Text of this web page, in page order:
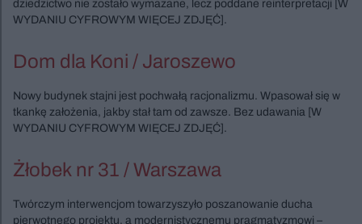
dziedzictwo nie zostało wymazane, lecz poddane reinterpretacji [W
WYDANIU CYFROWYM WIĘCEJ ZDJĘĆ].
Dom dla Koni / Jaroszewo
Nowy budynek stajni jest pochwałą racjonalizmu. Wpasował się w
tkankę założenia, jakby stał tam od zawsze. Bez udawania [W
WYDANIU CYFROWYM WIĘCEJ ZDJĘĆ].
Żłobek nr 31 / Warszawa
Twórczym interwencjom towarzyszyło poszanowanie ducha
pierwotnego projektu, a modernistycznemu pragmatyzmowi –